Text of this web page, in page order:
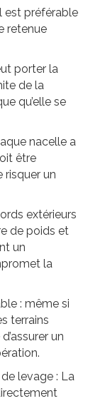
est préférable
retenue
porter la
de la
qu’elle se
nacelle a
être
risquer un
extérieurs
de poids et
un
la
: même si
terrains
un
de levage : La